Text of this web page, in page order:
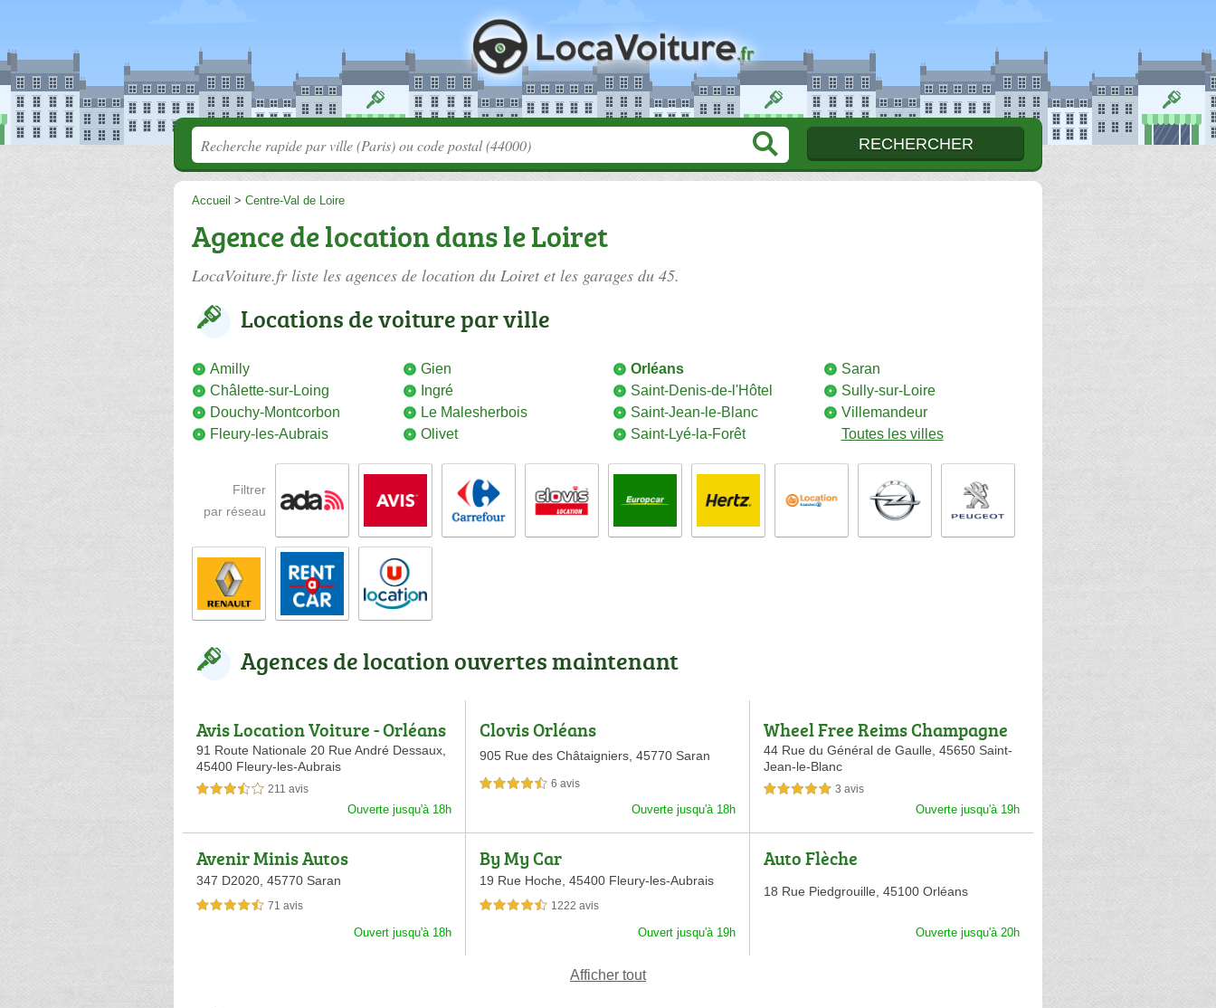
Accueil > Centre-Val de Loire
Agence de location dans le Loiret
LocaVoiture.fr liste les agences de location du Loiret et les garages du 45.
Locations de voiture par ville
Amilly
Châlette-sur-Loing
Douchy-Montcorbon
Fleury-les-Aubrais
Gien
Ingré
Le Malesherbois
Olivet
Orléans
Saint-Denis-de-l'Hôtel
Saint-Jean-le-Blanc
Saint-Lyé-la-Forêt
Saran
Sully-sur-Loire
Villemandeur
Toutes les villes
Filtrer
par réseau
Agences de location ouvertes maintenant
Avis Location Voiture - Orléans
91 Route Nationale 20 Rue André Dessaux,
45400 Fleury-les-Aubrais
3,5 étoiles sur 5 211 avis
Ouverte jusqu'à 18h
Clovis Orléans
905 Rue des Châtaigniers,45770 Saran
4,5 étoiles sur 5 6 avis
Ouverte jusqu'à 18h
Wheel Free Reims Champagne
Ardenne
44 Rue du Général de Gaulle, 45650 Saint-
Jean-le-Blanc
5,0 étoiles sur 5 3 avis
Ouverte jusqu'à 19h
Avenir Minis Autos
347 D2020, 45770 Saran
4,5 étoiles sur 5 71 avis
Ouvert jusqu'à 18h
By My Car
19 Rue Hoche,45400 Fleury-les-Aubrais
4,5 étoiles sur 5 1222 avis
Ouvert jusqu'à 19h
Auto Flèche
18 Rue Piedgrouille, 45100 Orléans
Ouverte jusqu'à 20h
Afficher tout